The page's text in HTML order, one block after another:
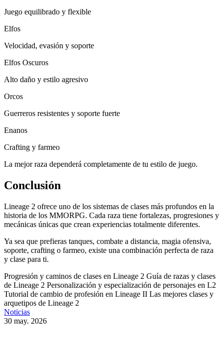
Juego equilibrado y flexible
Elfos
Velocidad, evasión y soporte
Elfos Oscuros
Alto daño y estilo agresivo
Orcos
Guerreros resistentes y soporte fuerte
Enanos
Crafting y farmeo
La mejor raza dependerá completamente de tu estilo de juego.
Conclusión
Lineage 2 ofrece uno de los sistemas de clases más profundos en la
historia de los MMORPG. Cada raza tiene fortalezas, progresiones y
mecánicas únicas que crean experiencias totalmente diferentes.
Ya sea que prefieras tanques, combate a distancia, magia ofensiva,
soporte, crafting o farmeo, existe una combinación perfecta de raza
y clase para ti.
Progresión y caminos de clases en Lineage 2 Guía de razas y clases
de Lineage 2 Personalización y especialización de personajes en L2
Tutorial de cambio de profesión en Lineage II Las mejores clases y
arquetipos de Lineage 2
Noticias
30 may. 2026